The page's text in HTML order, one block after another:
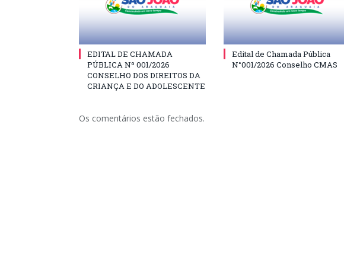
EDITAL DE CHAMADA
PÚBLICA Nº 001/2026
CONSELHO DOS DIREITOS DA
CRIANÇA E DO ADOLESCENTE
Edital de Chamada Pública
N°001/2026 Conselho CMAS
Os comentários estão fechados.